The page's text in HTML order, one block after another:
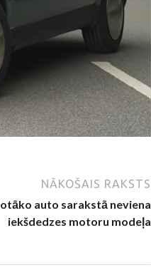
NĀKOŠAIS RAKSTS
auto sarakstā neviena
iekšdedzes motoru modeļa